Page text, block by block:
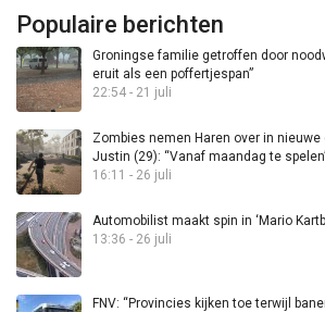
Populaire berichten
Groningse familie getroffen door
eruit als een poffertjespan”
22:54 - 21 juli
Zombies nemen Haren over in nieuwe
Justin (29): “Vanaf maandag te
16:11 - 26 juli
Automobilist maakt spin in ‘Mario
13:36 - 26 juli
FNV: “Provincies kijken toe terwijl